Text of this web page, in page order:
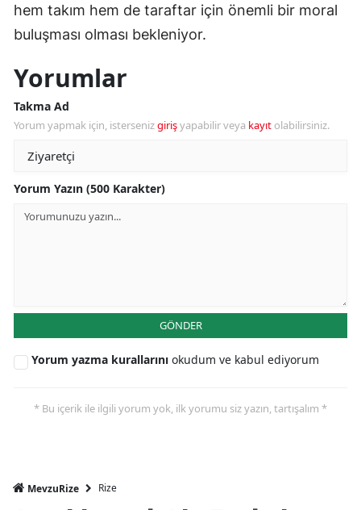
hem takım hem de taraftar için önemli bir moral
buluşması olması bekleniyor.
Yorumlar
Takma Ad
Yorum yapmak için, istersenizgirişyapabilir veya kayıt olabilirsiniz.
Yorum Yazın (500 Karakter)
GÖNDER
Yorum yazma kurallarını okudum ve kabul ediyorum
* Bu içerik ile ilgili yorum yok, ilk yorumu siz yazın, tartışalım *
MevzuRize Rize